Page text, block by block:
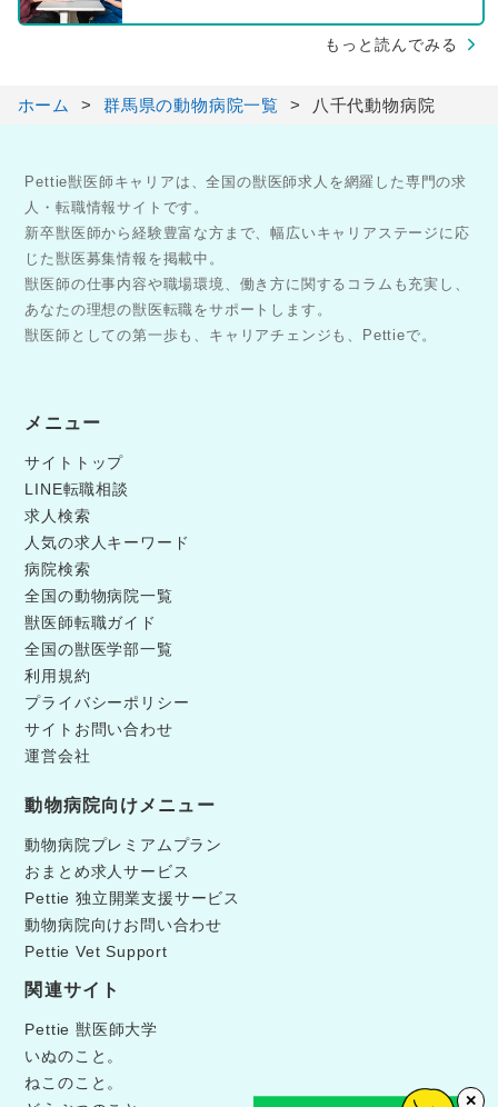
もっと読んでみる
ホーム 群馬県の動物病院一覧 八千代動物病院
Pettie獣医師キャリアは、全国の獣医師求人を網羅した専門の求
人・転職情報サイトです。
新卒獣医師から経験豊富な方まで、幅広いキャリアステージに応
じた獣医募集情報を掲載中。
獣医師の仕事内容や職場環境、働き方に関するコラムも充実し、
あなたの理想の獣医転職をサポートします。
獣医師としての第一歩も、キャリアチェンジも、Pettieで。
メニュー
サイトトップ
LINE転職相談
求人検索
人気の求人キーワード
病院検索
全国の動物病院一覧
獣医師転職ガイド
全国の獣医学部一覧
利用規約
プライバシーポリシー
サイトお問い合わせ
運営会社
動物病院向けメニュー
動物病院プレミアムプラン
おまとめ求人サービス
Pettie 独立開業支援サービス
動物病院向けお問い合わせ
Pettie Vet Support
関連サイト
Pettie 獣医師大学
いぬのこと。
ねこのこと。
✕